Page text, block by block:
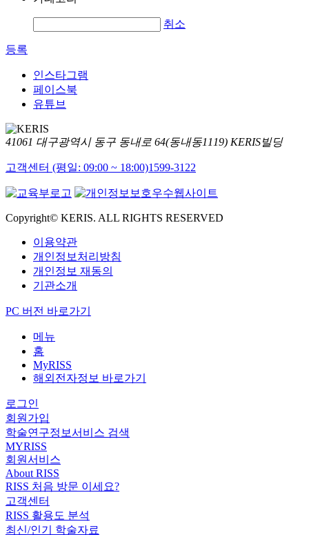
취소
등록
인스타그램
페이스북
유튜브
41061 대구광역시 동구 동내로 64(동내동1119) KERIS빌딩
고객센터 (평일: 09:00 ~ 18:00)1599-3122
Copyright© KERIS. ALL RIGHTS RESERVED
이용약관
개인정보처리방침
개인정보 재동의
기관소개
PC 버전 바로가기
메뉴
홈
MyRISS
해외전자정보 바로가기
로그인
회원가입
학술연구정보서비스 검색
MYRISS
회원서비스
About RISS
RISS 처음 방문 이세요?
고객센터
RISS 활용도 분석
최신/인기 학술자료